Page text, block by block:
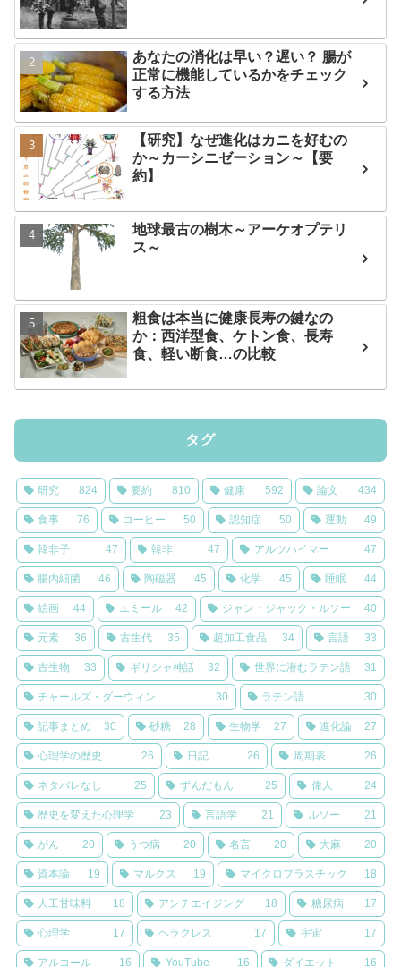
あなたの消化は早い？遅い？ 腸が
正常に機能しているかをチェック
する方法
【研究】なぜ進化はカニを好むの
か～カーシニゼーション～【要
約】
地球最古の樹木～アーケオプテリ
ス～
粗食は本当に健康長寿の鍵なの
か：西洋型食、ケトン食、長寿
食、軽い断食…の比較
タグ
研究 824 要約 810 健康 592 論文 434
食事 76 コーヒー 50 認知症 50 運動 49
韓非子 47 韓非 47 アルツハイマー 47
腸内細菌 46 陶磁器 45 化学 45 睡眠 44
絵画 44 エミール 42 ジャン・ジャック・ルソー 40
元素 36 古生代 35 超加工食品 34 言語 33
古生物 33 ギリシャ神話 32 世界に潜むラテン語 31
チャールズ・ダーウィン 30 ラテン語 30
記事まとめ 30 砂糖 28 生物学 27 進化論 27
心理学の歴史 26 日記 26 周期表 26
ネタバレなし 25 ずんだもん 25 偉人 24
歴史を変えた心理学 23 言語学 21 ルソー 21
がん 20 うつ病 20 名言 20 大麻 20
資本論 19 マルクス 19 マイクロプラスチック 18
人工甘味料 18 アンチエイジング 18 糖尿病 17
心理学 17 ヘラクレス 17 宇宙 17
アルコール 16 YouTube 16 ダイエット 16